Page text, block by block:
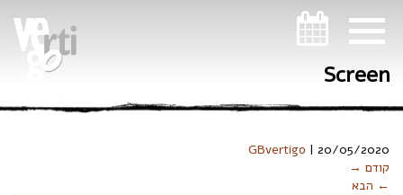
Screen
GBvertigo | 20/05/2020
קודם →
← הבא